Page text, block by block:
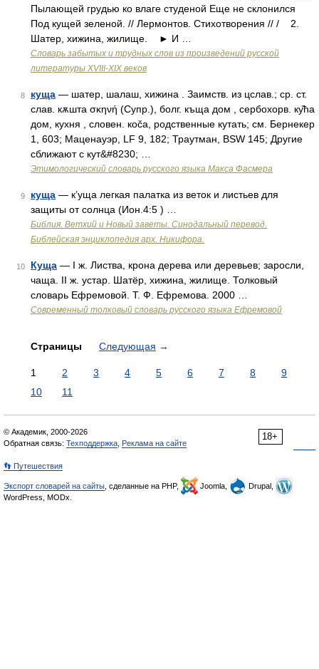
Пылающей грудью ко влаге студеной Еще не склонился
Под кущей зеленой. // Лермонтов. Стихотворения // / 2.
Шатер, хижина, жилище. ► И …
Словарь забытых и трудных слов из произведений русской
литературы ХVIII-ХIХ веков
8 куща — шатер, шалаш, хижина . Заимств. из цслав.; ср. ст.
слав. кѫшта σκηνή (Супр.), болг. къща дом , сербохорв. ку̏ħа
дом, кухня , словен. коčа, родственные кутать; см. Бернекер
1, 603; Маценауэр, LF 9, 182; Траутман, ВSW 145; Другие
сближают с кут&#8230; …
Этимологический словарь русского языка Макса Фасмера
9 куща — к’уща легкая палатка из веток и листьев для
защиты от солнца (Ион.4:5 ) …
Библия. Ветхий и Новый заветы. Синодальный перевод.
Библейская энциклопедия арх. Никифора.
10 Куща — I ж. Листва, крона дерева или деревьев; заросли,
чаща. II ж. устар. Шатёр, хижина, жилище. Толковый
словарь Ефремовой. Т. Ф. Ефремова. 2000 …
Современный толковый словарь русского языка Ефремовой
Страницы Следующая →
1 2 3 4 5 6 7 8
9
10
11
18+
© Академик, 2000-2026
Обратная связь: Техподдержка Реклама на сайте
👣 Путешествия
Экспорт словарей на сайты , сделанные на PHP, Joomla,
Drupal,
WordPress, MODx.